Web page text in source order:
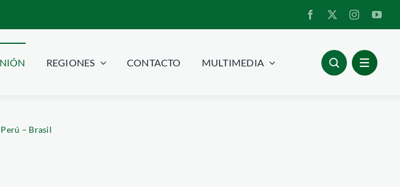
REGIONES CONTACTO MULTIMEDIA
– Brasil